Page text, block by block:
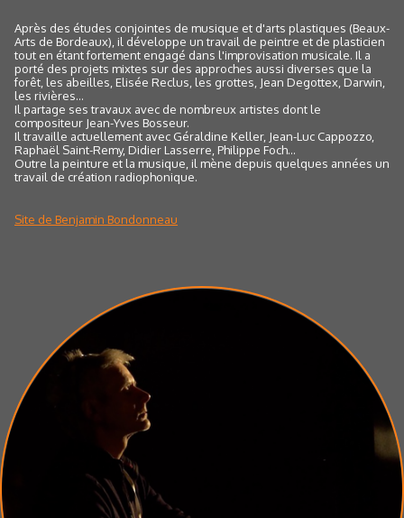
Après des études conjointes de musique et d'arts plastiques (Beaux-
Arts de Bordeaux), il développe un travail de peintre et de plasticien
tout en étant fortement engagé dans l'improvisation musicale. Il a
porté des projets mixtes sur des approches aussi diverses que la
forêt, les abeilles, Elisée Reclus, les grottes, Jean Degottex, Darwin,
les rivières...
Il partage ses travaux avec de nombreux artistes dont le
compositeur Jean-Yves Bosseur.
Il travaille actuellement avec Géraldine Keller, Jean-Luc Cappozzo,
Raphaël Saint-Remy, Didier Lasserre, Philippe Foch…
Outre la peinture et la musique, il mène depuis quelques années un
travail de création radiophonique.
Site de Benjamin Bondonneau